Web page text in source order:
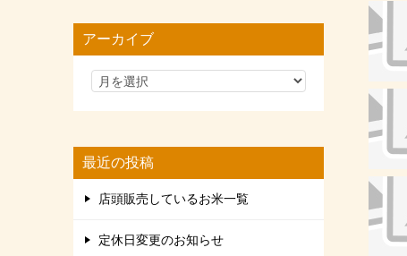
リ
アーカイブ
最近の投稿
店頭販売しているお米一覧
定休日変更のお知らせ